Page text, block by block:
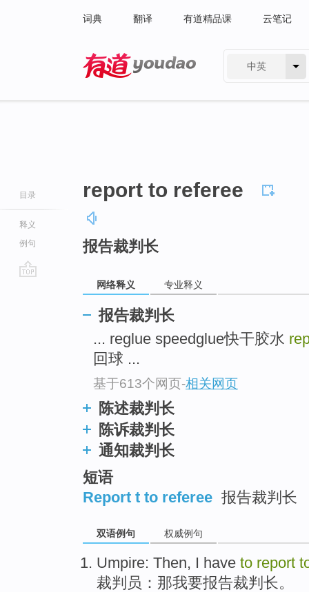
词典 翻译 有道精品课 云笔记
中英
目录
释义
例句
report to referee
报告裁判长
网络释义 专业释义
报告裁判长
... reglue speedglue快干胶水
回球 ...
基于613个网页-相关网页
陈述裁判长
陈诉裁判长
通知裁判长
短语
Report t to referee 报告裁判长
双语例句 权威例句
Umpire: Then, I have to report
裁判员 ： 那我要报告裁判长。